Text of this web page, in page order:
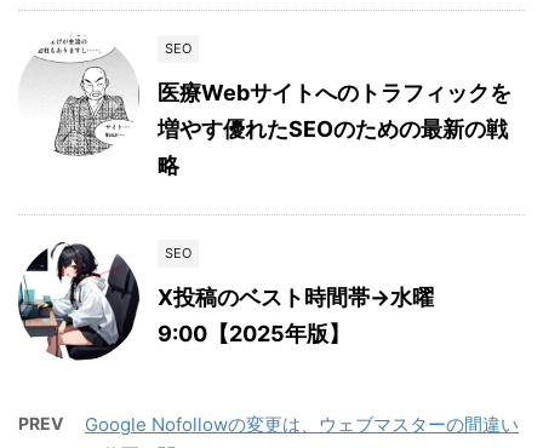
SEO
医療Webサイトへのトラフィックを
増やす優れたSEOのための最新の戦
略
SEO
X投稿のベスト時間帯→水曜
9:00【2025年版】
PREV
Google Nofollowの変更は、ウェブマスターの間違い